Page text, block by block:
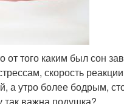
того каким был сон
скорость
а утро более бодрым,